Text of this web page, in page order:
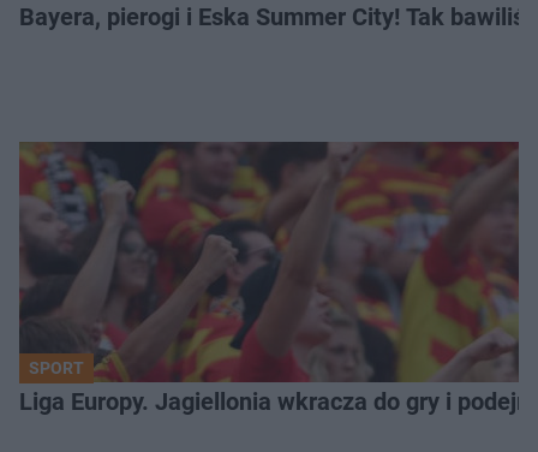
Bayera, pierogi i Eska Summer City! Tak
SPORT
Liga Europy. Jagiellonia wkracza do gry i